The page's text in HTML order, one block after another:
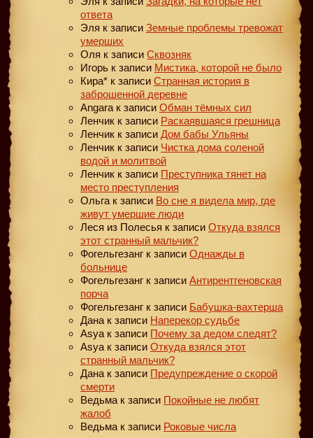
ответа
Эля к записи Земные проблемы тревожат
умерших
Оля к записи Сквозняк
Игорь к записи Мистика, которой не было
Кира* к записи Странная история в
заброшенной деревне
Angara к записи Обман тёмных сил
Ленчик к записи Раскаявшаяся грешница
Ленчик к записи Дом бабы Ульяны
Ленчик к записи Чистка дома соленой
водой и молитвой
Ленчик к записи Преступника тянет на
место преступления
Ольга к записи Во сне я видела мир, где
живут умершие люди
Леся из Полесья к записи Откуда взялся
этот странный мальчик?
Фогельгезанг к записи Однажды в
больнице
Фогельгезанг к записи Антирентгеновская
порча
Фогельгезанг к записи Бабушка-вахтерша
Дана к записи Наперекор судьбе
Asya к записи Почему за дедом следят?
Asya к записи Откуда взялся этот
странный мальчик?
Дана к записи Предупреждение о скорой
смерти
Ведьма к записи Покойные не любят
жалоб
Ведьма к записи Роковые числа